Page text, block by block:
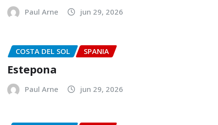
Paul Arne jun 29, 2026
COSTA DEL SOL SPANIA
Estepona
Paul Arne jun 29, 2026